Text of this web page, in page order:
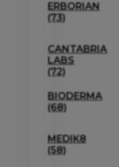
ERBORIAN
(73)
CANTABRIA
LABS
(72)
BIODERMA
(68)
MEDIK8
(58)